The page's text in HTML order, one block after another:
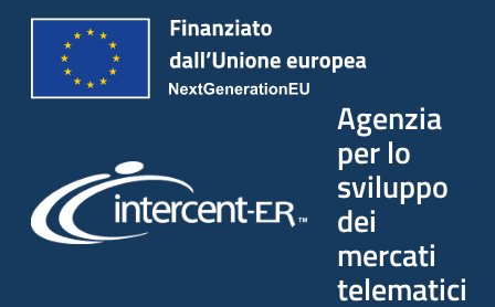
Agenzia
per lo
sviluppo
dei
mercati
telematici